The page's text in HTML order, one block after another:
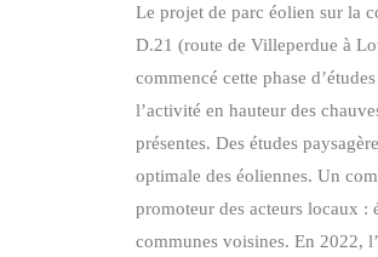
Le projet de parc éolien sur la
D.21 (route de Villeperdue à
commencé cette phase
l’activité en hauteur des
présentes. Des études
optimale des éoliennes. Un
promoteur des acteurs locaux :
communes voisines. En 2022,